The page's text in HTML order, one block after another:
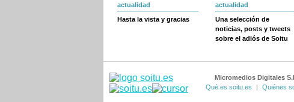
actualidad
Hasta la vista y gracias
actualidad
Una selección de
noticias, posts y tweets
sobre el adiós de Soitu
Micromedios Digitales
Qué es soitu.es
| Quiénes